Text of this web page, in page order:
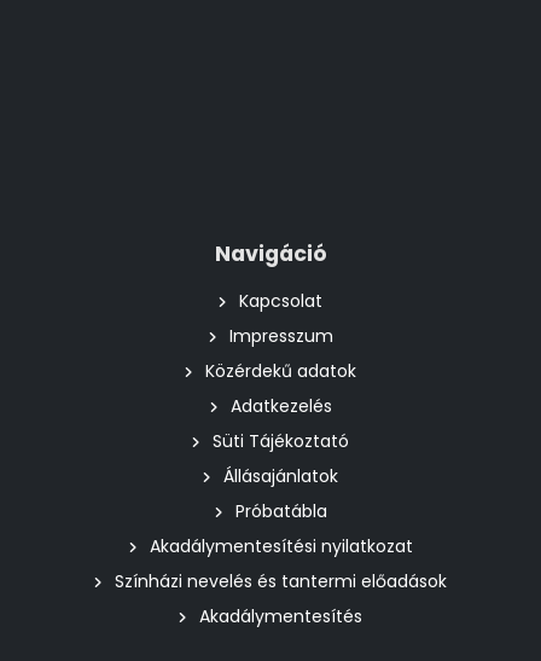
Navigáció
Kapcsolat
Impresszum
Közérdekű adatok
Adatkezelés
Süti Tájékoztató
Állásajánlatok
Próbatábla
Akadálymentesítési nyilatkozat
Színházi nevelés és tantermi előadások
Akadálymentesítés